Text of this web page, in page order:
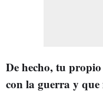
De hecho, tu
con la guerra y